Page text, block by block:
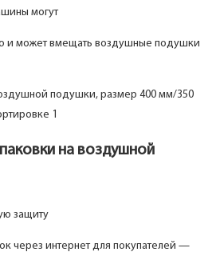
могут
и может вмещать воздушные подушки
на воздушной
защиту
через интернет для покупателей —